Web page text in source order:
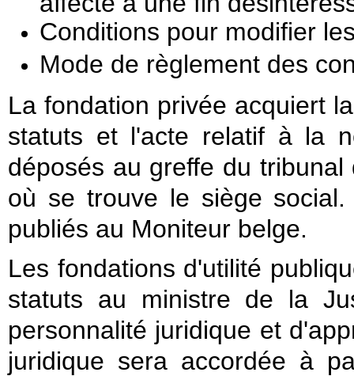
Conditions pour modifier
Mode de règlement des
La fondation privée acquiert
statuts et l'acte relatif à la
déposés au greffe du
où se trouve le siège
publiés au Moniteur belge.
Les fondations d'utilité
statuts au ministre de la
personnalité juridique et
juridique sera accordée à